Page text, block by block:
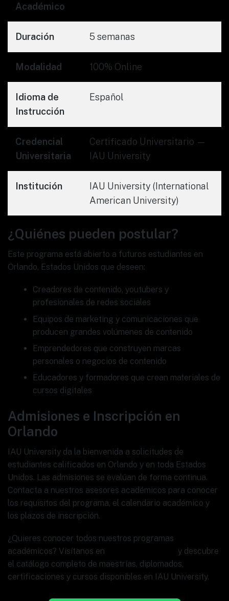
Académico
Duración 5 semanas
Modalidad 100% Online
Idioma de
Instrucción
Español
Credencial
Universitaria
Certificado Universitario —
IAU University
Institución
IAU University (International
American University)
¿Quiénes pueden postular?
Este programa está abierto a futuros estudiantes en
Orlando, Estados Unidos que deseen:
Creadores de contenido, youtubers y
profesionales de redes sociales
Equipos de marketing y comunicaciones que
producen grandes volúmenes de contenido
Emprendedores que construyen marcas
personales o negocios de contenido
Educadores y formadores que crean materiales de
cursos digitales
Admisiones e Inscripción en
Orlando
IAU University da la bienvenida a solicitudes de
estudiantes calificados en Orlando y en toda Estados
Unidos. Las admisiones se evalúan de forma continua.
Contacta a nuestros asesores académicos para conocer
los requisitos del programa, el calendario académico y
los plazos de inscripción.
¿Quieres conocer todos nuestros programas
académicos? Visítanos en
y descubre
el catálogo completo de maestrías, diplomados,
certificaciones y cursos disponibles en IAU University.